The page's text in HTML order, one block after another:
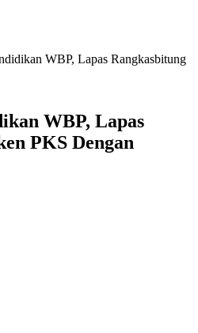
WBP, Lapas Rangkasbitung
WBP, Lapas
PKS Dengan